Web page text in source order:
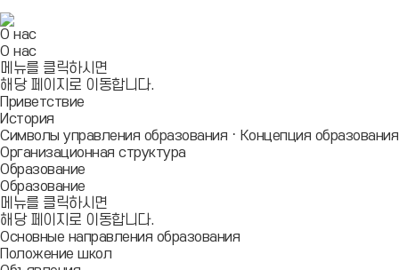
О нас
О нас
메뉴를 클릭하시면
해당 페이지로 이동합니다.
Приветствие
История
Символы управления образованияㆍКонцепция
Организационная структура
Образование
Образование
메뉴를 클릭하시면
해당 페이지로 이동합니다.
Основные направления образования
Положение школ